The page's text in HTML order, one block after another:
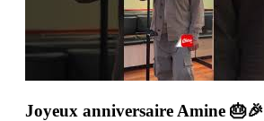
Joyeux anniversaire Amine 🎂🎉